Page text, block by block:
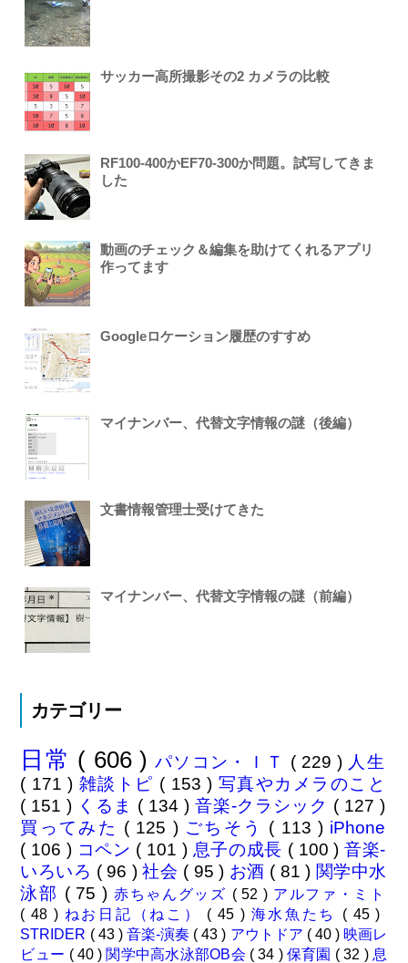
サッカー高所撮影その2 カメラの比較
RF100-400かEF70-300か問題。試写してきま
した
動画のチェック＆編集を助けてくれるアプリ
作ってます
Googleロケーション履歴のすすめ
マイナンバー、代替文字情報の謎（後編）
文書情報管理士受けてきた
マイナンバー、代替文字情報の謎（前編）
カテゴリー
日常 ( 606 )パソコン・ＩＴ ( 229 ) 人生
( 171 ) 雑談トピ ( 153 ) 写真やカメラのこと
( 151 ) くるま ( 134 ) 音楽-クラシック ( 127 )
買ってみた ( 125 ) ごちそう ( 113 ) iPhone
( 106 ) コペン ( 101 ) 息子の成長 ( 100 )音楽-
いろいろ ( 96 )社会 ( 95 ) お酒 ( 81 ) 関学中水
泳部 ( 75 ) 赤ちゃんグッズ ( 52 ) アルファ・ミト
( 48 ) ねお日記（ねこ） ( 45 ) 海水魚たち ( 45 )
STRIDER ( 43 ) 音楽-演奏 ( 43 ) アウトドア ( 40 ) 映画レ
ビュー ( 40 ) 関学中高水泳部OB会 ( 34 ) 保育園 ( 32 ) 息